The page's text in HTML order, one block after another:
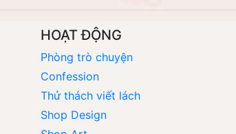
HOẠT ĐỘNG
Phòng trò chuyện
Confession
Thử thách viết lách
Shop Design